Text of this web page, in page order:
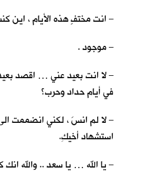
– انت مختفٍ هذه الأيام ، اين
– موجود .
– لا انت بعيد عني … اقصد
في أيام حداد وحرب؟
– لا لم انسَ ، لكني انضممت الى
استشهاد أخيكِ.
– يا الله … يا سعد .. والله